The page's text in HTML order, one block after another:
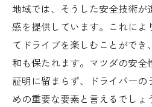
地域では、そうした安全技術
感を提供しています。これによ
てドライブを楽しむことができ
和も保たれます。マツダの安
証明に留まらず、ドライバーの
めの重要な要素と言えるでしょ